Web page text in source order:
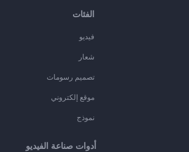
الفئات
فيديو
شعار
تصميم رسومات
موقع إلكتروني
نموذج
أدوات صناعة الفيديو